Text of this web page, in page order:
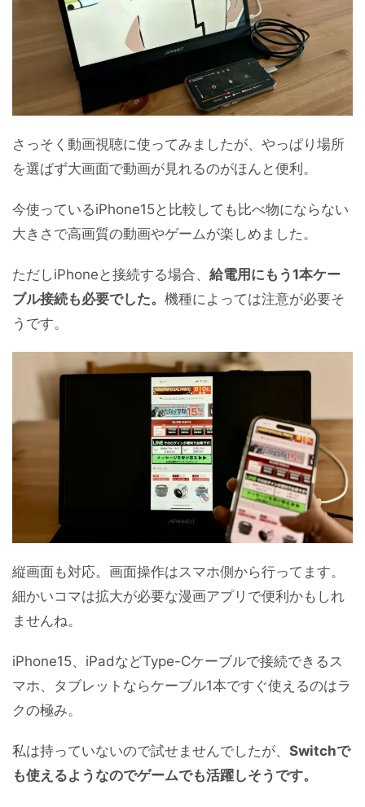
さっそく動画視聴に使ってみましたが、やっぱり場所
を選ばず大画面で動画が見れるのがほんと便利。
今使っているiPhone15と比較しても比べ物にならない
大きさで高画質の動画やゲームが楽しめました。
ただしiPhoneと接続する場合、 給電用にもう1本ケー
ブル接続も必要でした。 機種によっては注意が必要そ
うです。
縦画面も対応。画面操作はスマホ側から行ってます。
細かいコマは拡大が必要な漫画アプリで便利かもしれ
ませんね。
iPhone15、iPadなどType-Cケーブルで接続できるス
マホ、タブレットならケーブル1本ですぐ使えるのはラ
クの極み。
私は持っていないので試せませんでしたが、 Switchで
も使えるようなのでゲームでも活躍しそうです。